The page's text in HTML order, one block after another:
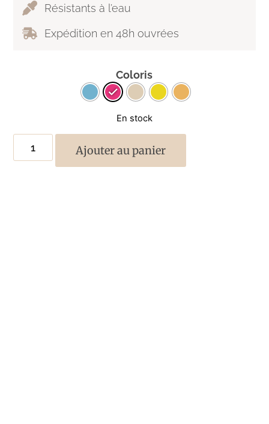
Résistants à l’eau
Expédition en 48h ouvrées
Coloris
En stock
Ajouter au panier